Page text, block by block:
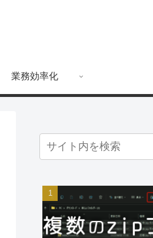
業務効率化